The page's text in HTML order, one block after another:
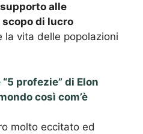
supporto alle
di lucro
la vita delle popolazioni
“5 profezie” di Elon
così com’è
molto eccitato ed